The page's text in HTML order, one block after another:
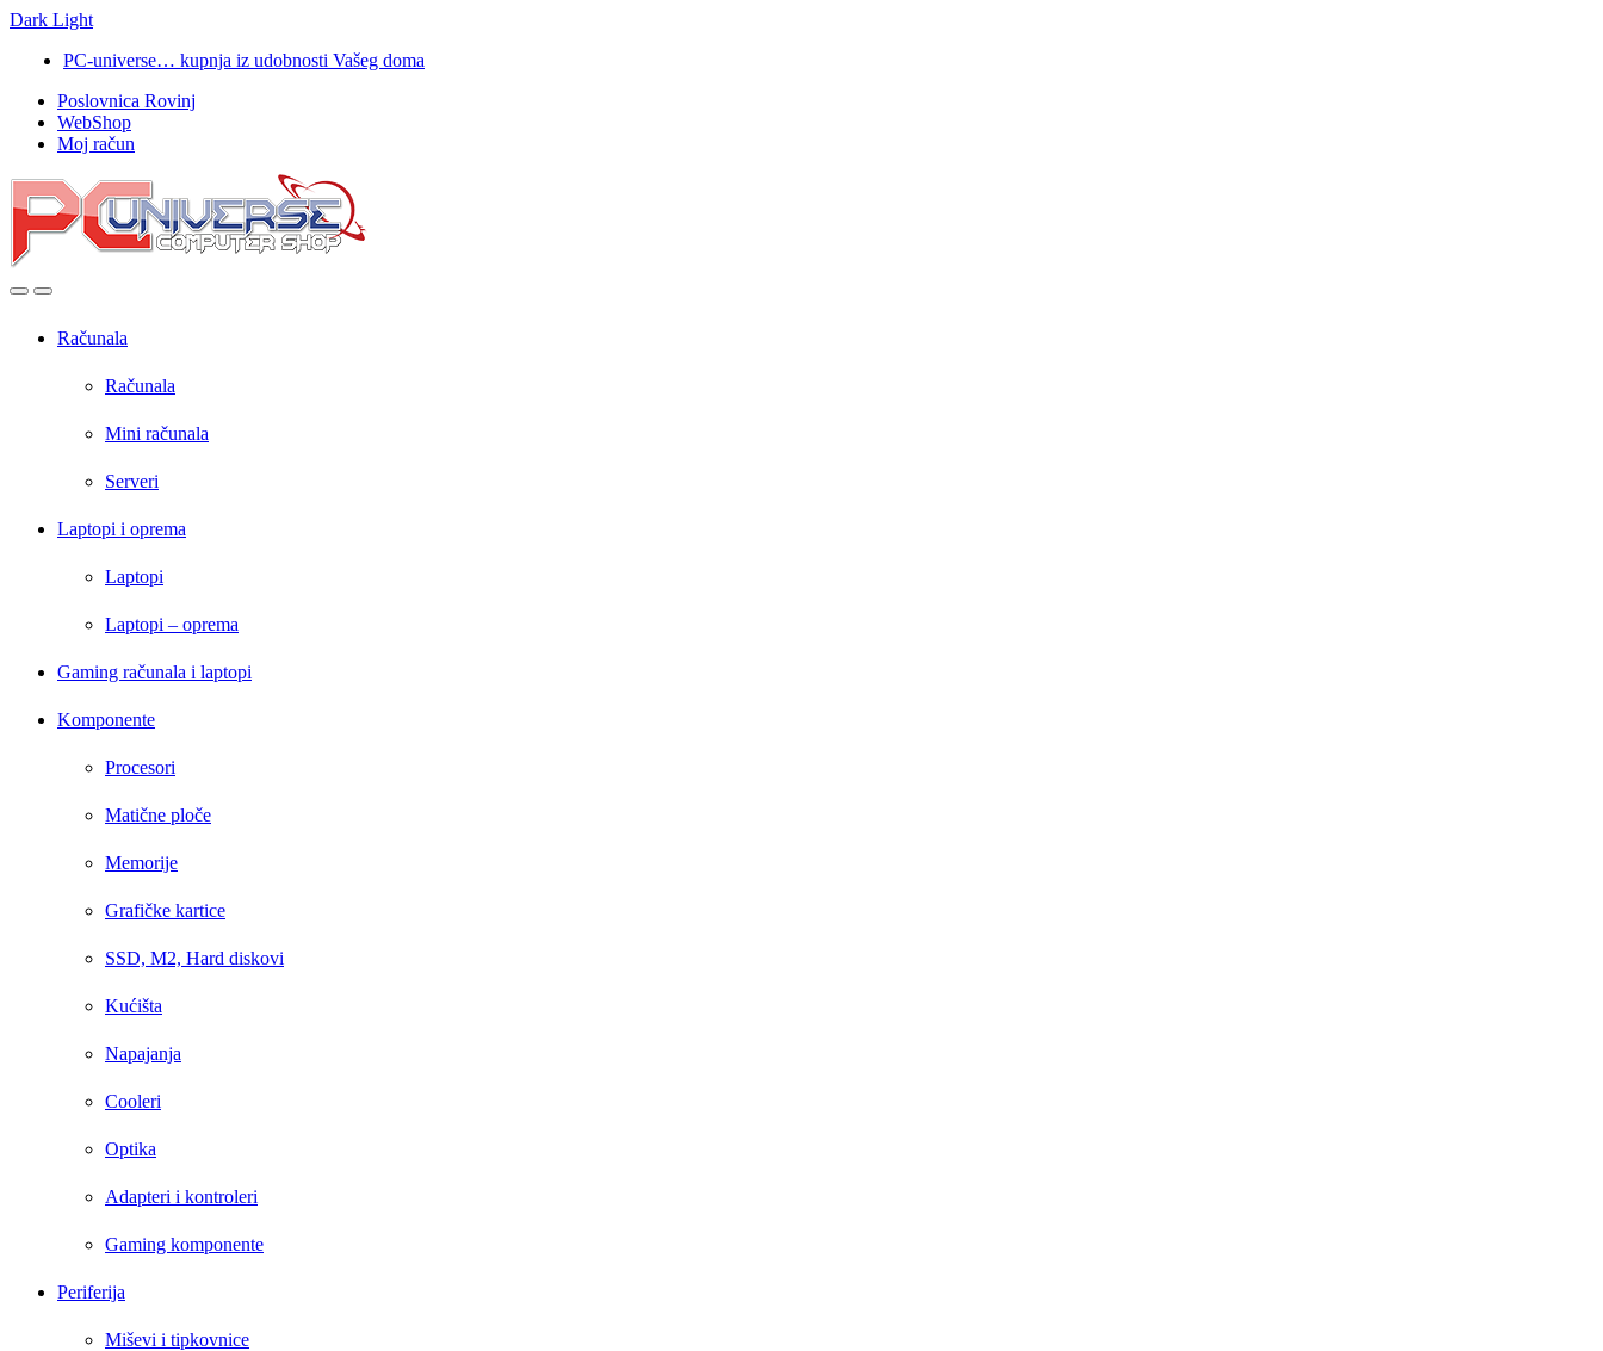
Dark Light
navigation
content
PC-universe… kupnja iz udobnosti Vašeg doma
Poslovnica Rovinj
WebShop
Moj račun
OpenClose
Računala
Računala
Mini računala
Serveri
Laptopi i oprema
Laptopi
Laptopi – oprema
Gaming računala i laptopi
Komponente
Procesori
Matične ploče
Memorije
Grafičke kartice
SSD, M2, Hard diskovi
Kućišta
Napajanja
Cooleri
Optika
Adapteri i kontroleri
Gaming komponente
Periferija
Miševi i tipkovnice